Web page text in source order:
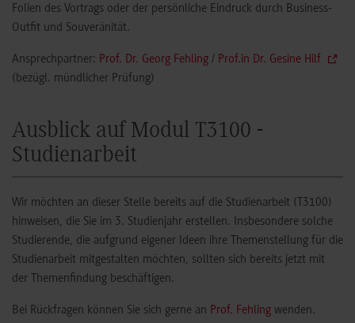
Folien des Vortrags oder der persönliche Eindruck durch Business-
Outfit und Souveränität.
Ansprechpartner: Prof. Dr. Georg Fehling / Prof.in Dr. Gesine Hilf
(bezügl. mündlicher Prüfung)
Ausblick auf Modul T3100 -
Studienarbeit
Wir möchten an dieser Stelle bereits auf die Studienarbeit (T3100)
hinweisen, die Sie im 3. Studienjahr erstellen. Insbesondere solche
Studierende, die aufgrund eigener Ideen ihre Themenstellung für die
Studienarbeit mitgestalten möchten, sollten sich bereits jetzt mit
der Themenfindung beschäftigen.
Bei Rückfragen können Sie sich gerne an Prof. Fehling wenden.